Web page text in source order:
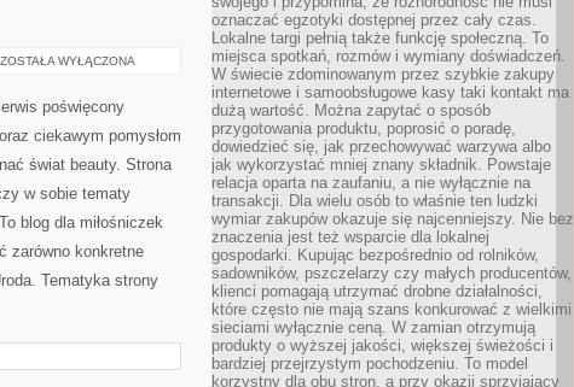
STYLIZACJA
ZOSTAŁA WYŁĄCZONA
poświęcony
ciekawym pomysłom
świat beauty. Strona
w sobie tematy
blog dla miłośniczek
zarówno konkretne
Tematyka strony
oznaczać egzotyki dostępnej przez cały czas.
Lokalne targi pełnią także funkcję społeczną. To
miejsca spotkań, rozmów i wymiany doświadczeń.
W świecie zdominowanym przez szybkie zakupy
internetowe i samoobsługowe kasy taki kontakt ma
dużą wartość. Można zapytać o sposób
przygotowania produktu, poprosić o poradę,
dowiedzieć się, jak przechowywać warzywa albo
jak wykorzystać mniej znany składnik. Powstaje
relacja oparta na zaufaniu, a nie wyłącznie na
transakcji. Dla wielu osób to właśnie ten ludzki
wymiar zakupów okazuje się najcenniejszy. Nie bez
znaczenia jest też wsparcie dla lokalnej
gospodarki. Kupując bezpośrednio od rolników,
sadowników, pszczelarzy czy małych producentów,
klienci pomagają utrzymać drobne działalności,
które często nie mają szans konkurować z wielkimi
sieciami wyłącznie ceną. W zamian otrzymują
produkty o wyższej jakości, większej świeżości i
bardziej przejrzystym pochodzeniu. To model
korzystny dla obu stron, a przy okazji sprzyjający